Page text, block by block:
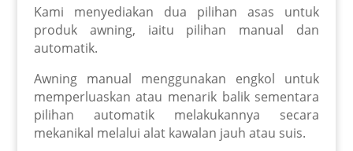
Kami menyediakan dua pilihan asas untuk
produk awning, iaitu pilihan manual dan
automatik.
Awning manual menggunakan engkol untuk
memperluaskan atau menarik balik sementara
pilihan automatik melakukannya secara
mekanikal melalui alat kawalan jauh atau suis.